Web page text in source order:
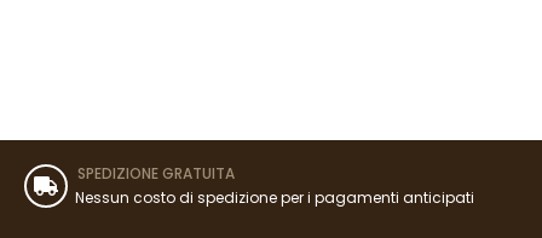
SPEDIZIONE GRATUITA
Nessun costo di spedizione per i pagamenti anticipati